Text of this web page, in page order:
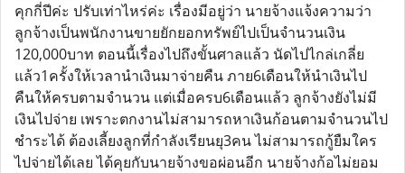
คุกกี่ปีค่ะ ปรับเท่าไหร่ค่ะ เรื่องมีอยู่ว่า นายจ้างแจ้งความว่า
ลูกจ้างเป็นพนักงานขายยักยอกทรัพย์ไปเป็นจำนวนเงิน
120,000บาท ตอนนี้เรื่องไปถึงขั้นศาลแล้ว นัดไปไกล่เกลี่ย
แล้ว1ครั้งให้เวลานำเงินมาจ่ายคืน ภาย6เดือนให้นำเงินไป
คืนให้ครบตามจำนวน แต่เมื่อครบ6เดือนแล้ว ลูกจ้างยังไม่มี
เงินไปจ่าย เพราะตกงานไม่สามารถหาเงินก้อนตามจำนวนไป
ชำระได้ ต้องเลี้ยงลูกที่กำลังเรียนยุ3คน ไม่สามารถกู้ยืมใคร
ไปจ่ายได้เลย ได้คุยกับนายจ้างขอผ่อนอีก นายจ้างก้อไม่ยอม